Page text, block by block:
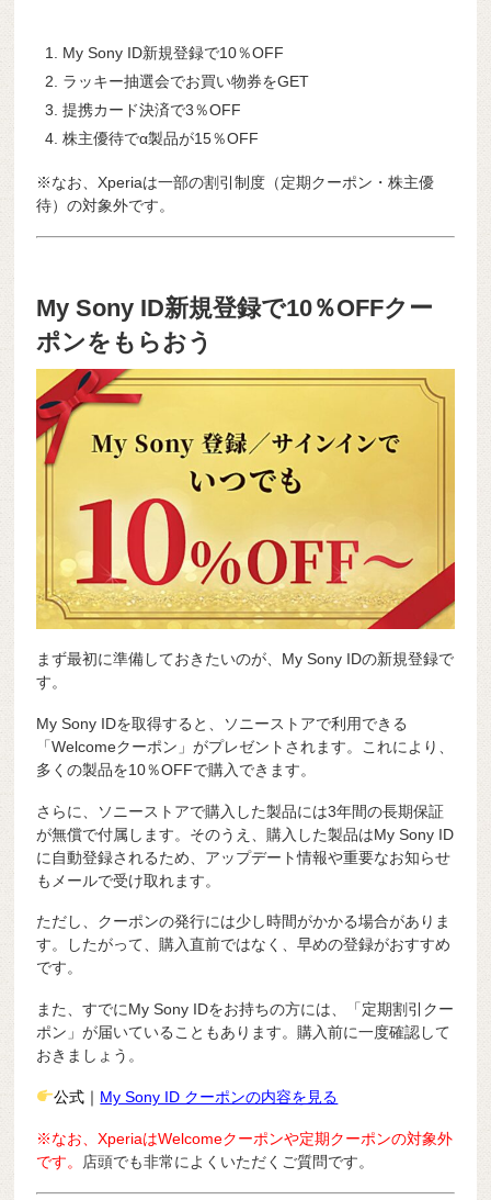
My Sony ID新規登録で10％OFF
ラッキー抽選会でお買い物券をGET
提携カード決済で3％OFF
株主優待でα製品が15％OFF
※なお、Xperiaは一部の割引制度（定期クーポン・株主優
待）の対象外です。
My Sony ID新規登録で10％OFFクー
ポンをもらおう
まず最初に準備しておきたいのが、My Sony IDの新規登録で
す。
My Sony IDを取得すると、ソニーストアで利用できる
「Welcomeクーポン」がプレゼントされます。これにより、
多くの製品を10％OFFで購入できます。
さらに、ソニーストアで購入した製品には3年間の長期保証
が無償で付属します。そのうえ、購入した製品はMy Sony ID
に自動登録されるため、アップデート情報や重要なお知らせ
もメールで受け取れます。
ただし、クーポンの発行には少し時間がかかる場合がありま
す。したがって、購入直前ではなく、早めの登録がおすすめ
です。
また、すでにMy Sony IDをお持ちの方には、「定期割引クー
ポン」が届いていることもあります。購入前に一度確認して
おきましょう。
公式｜ My Sony ID クーポンの内容を見る
※なお、XperiaはWelcomeクーポンや定期クーポンの対象外
です。 店頭でも非常によくいただくご質問です。